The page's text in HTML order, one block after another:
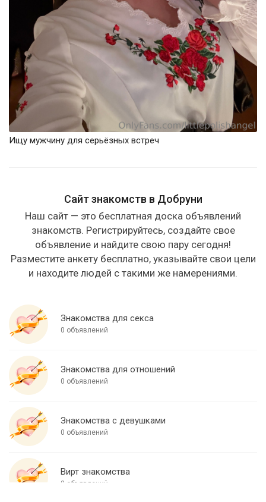
Ищу мужчину для серьёзных встреч
Сайт знакомств в Добруни
Наш сайт — это бесплатная доска объявлений
знакомств. Регистрируйтесь, создайте свое
объявление и найдите свою пару сегодня!
Разместите анкету бесплатно, указывайте свои цели
и находите людей с такими же намерениями.
Знакомства для секса
0 объявлений
Знакомства для отношений
0 объявлений
Знакомства с девушками
0 объявлений
Вирт знакомства
0 объявлений